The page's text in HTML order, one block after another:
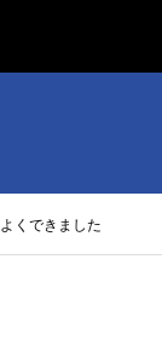
よくできました